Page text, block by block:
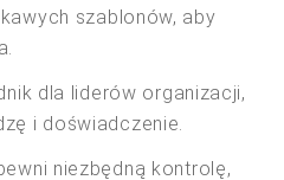
szablonów, aby
dla liderów organizacji,
i doświadczenie.
niezbędną kontrolę,